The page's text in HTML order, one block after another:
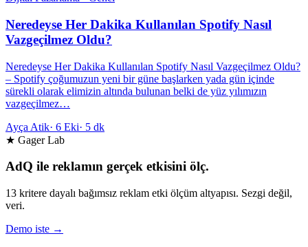
Neredeyse Her Dakika Kullanılan Spotify Nasıl
Vazgeçilmez Oldu?
Neredeyse Her Dakika Kullanılan Spotify Nasıl Vazgeçilmez Oldu?
– Spotify çoğumuzun yeni bir güne başlarken yada gün içinde
sürekli olarak elimizin altında bulunan belki de yüz yılımızın
vazgeçilmez…
Ayça Atik· 6 Eki· 5 dk
★ Gager Lab
AdQ ile reklamın gerçek etkisini ölç.
13 kritere dayalı bağımsız reklam etki ölçüm altyapısı. Sezgi değil,
veri.
Demo iste →